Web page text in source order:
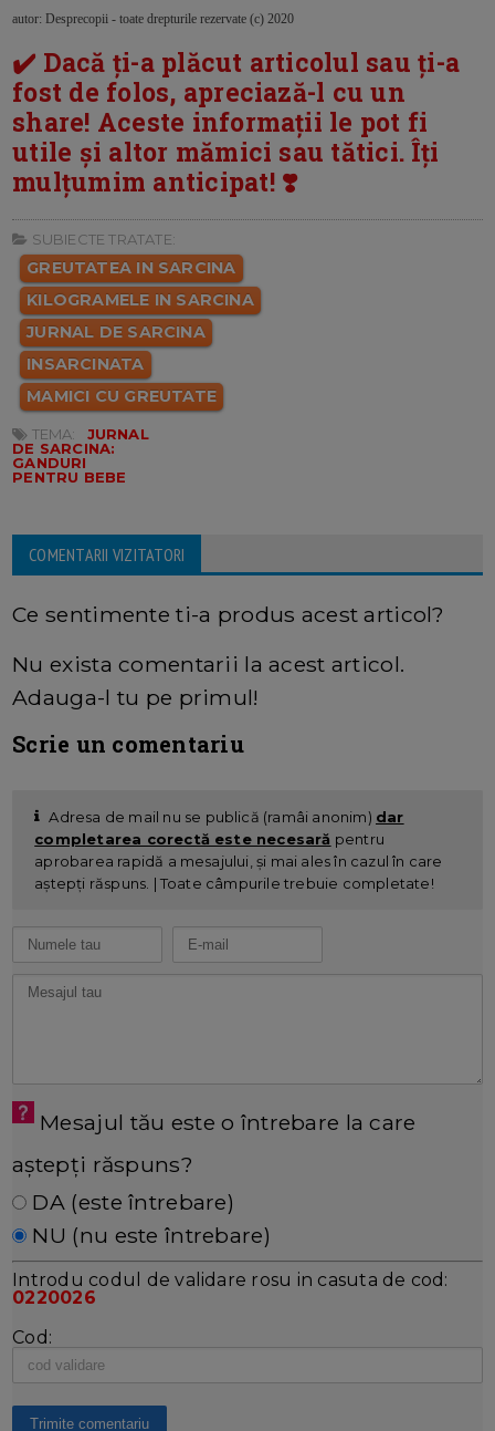
autor: Desprecopii - toate drepturile rezervate (c) 2020
✔️ Dacă ți-a plăcut articolul sau ți-a
fost de folos, apreciază-l cu un
share! Aceste informații le pot fi
utile și altor mămici sau tătici. Îți
mulțumim anticipat! ❣️
SUBIECTE TRATATE:
GREUTATEA IN SARCINA
KILOGRAMELE IN SARCINA
JURNAL DE SARCINA
INSARCINATA
MAMICI CU GREUTATE
TEMA:
JURNAL
DE SARCINA:
GANDURI
PENTRU BEBE
COMENTARII VIZITATORI
Ce sentimente ti-a produs acest articol?
Nu exista comentarii la acest articol.
Adauga-l tu pe primul!
Scrie un comentariu
Adresa de mail nu se publică (ramâi anonim) dar
completarea corectă este necesară pentru
aprobarea rapidă a mesajului, și mai ales în cazul în care
aștepți răspuns. | Toate câmpurile trebuie completate!
Mesajul tău este o întrebare la care
aștepți răspuns?
DA (este întrebare)
NU (nu este întrebare)
Introdu codul de validare rosu in casuta de cod:
0220026
Cod: